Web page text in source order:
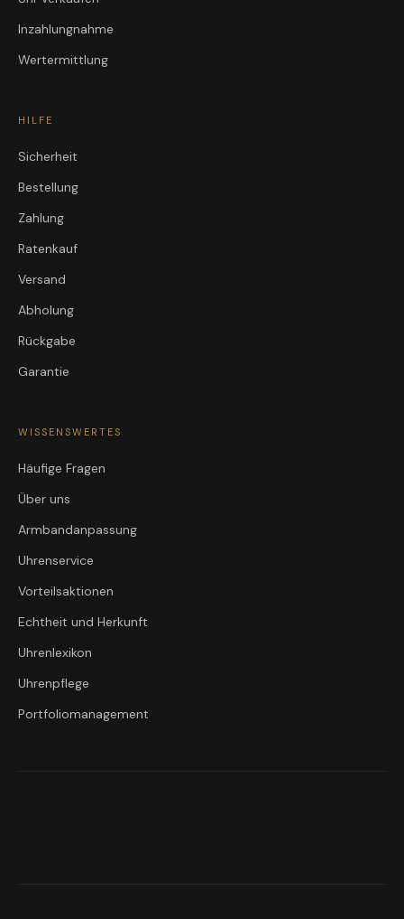
Inzahlungnahme
Wertermittlung
HILFE
Sicherheit
Bestellung
Zahlung
Ratenkauf
Versand
Abholung
Rückgabe
Garantie
WISSENSWERTES
Häufige Fragen
Über uns
Armbandanpassung
Uhrenservice
Vorteilsaktionen
Echtheit und Herkunft
Uhrenlexikon
Uhrenpflege
Portfoliomanagement